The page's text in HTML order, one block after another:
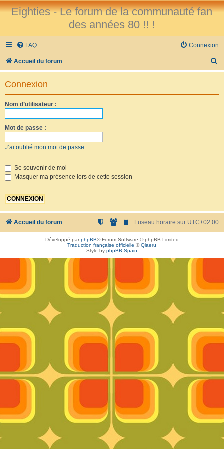
Eighties - Le forum de la communauté fan
des années 80 !! !
FAQ Connexion
Accueil du forum
e
Connexion
Nom d’utilisateur :
Mot de passe :
J’ai oublié mon mot de passe
Se souvenir de moi
Masquer ma présence lors de cette session
Accueil du forum Fuseau horaire sur UTC+02:00
Développé parphpBB® Forum Software © phpBB Limited
Traduction française officielle ©Qiaeru
Style by phpBB Spain